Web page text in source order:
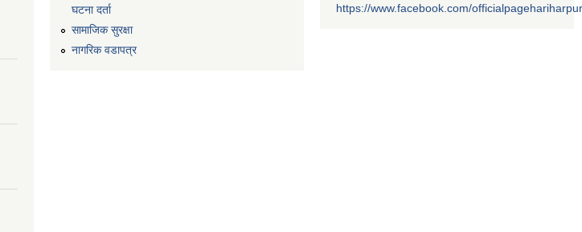
घटना दर्ता
सामाजिक सुरक्षा
नागरिक वडापत्र
https://www.facebook.com/